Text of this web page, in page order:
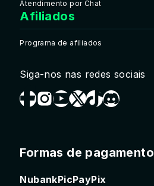
Atendimento por Chat
Afiliados
Programa de afiliados
Siga-nos nas redes sociais
Formas de pagamento
NubankPicPayPix